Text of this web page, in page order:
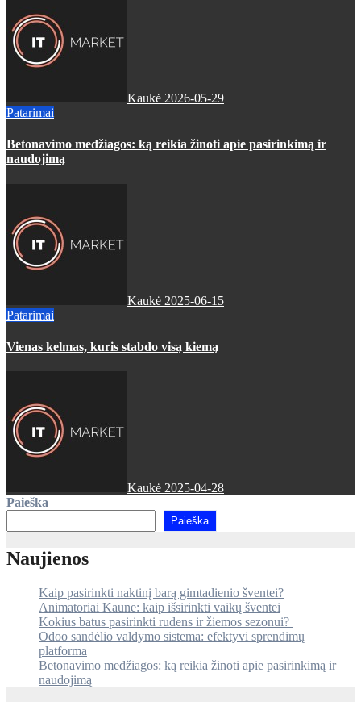
Kaukė 2026-05-29
Patarimai
Betonavimo medžiagos: ką reikia žinoti apie pasirinkimą ir
naudojimą
Kaukė 2025-06-15
Patarimai
Vienas kelmas, kuris stabdo visą kiemą
Kaukė 2025-04-28
Paieška
Paieška
Naujienos
Kaip pasirinkti naktinį barą gimtadienio šventei?
Animatoriai Kaune: kaip išsirinkti vaikų šventei
Kokius batus pasirinkti rudens ir žiemos sezonui?
Odoo sandėlio valdymo sistema: efektyvi sprendimų
platforma
Betonavimo medžiagos: ką reikia žinoti apie pasirinkimą ir
naudojimą